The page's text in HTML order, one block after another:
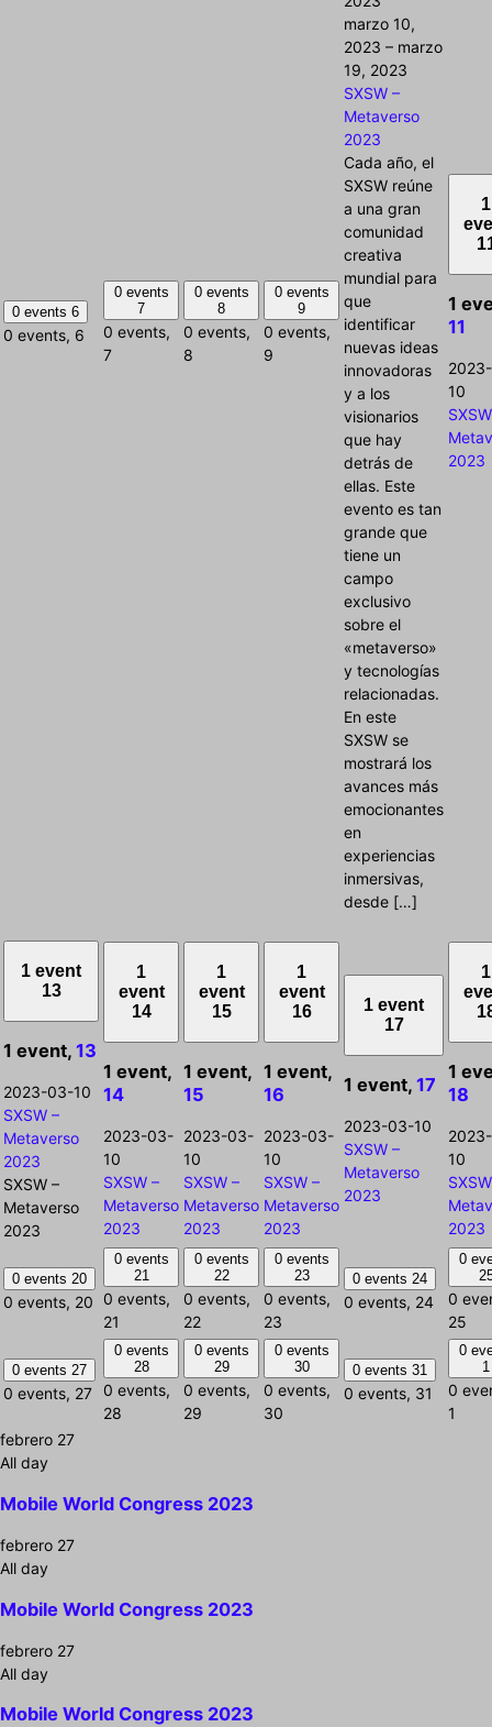
0 events 6
0 events, 6
0 events
7
0 events,
7
0 events
8
0 events,
8
0 events
9
0 events,
9
marzo 10,
2023 – marzo
19, 2023
SXSW –
Metaverso
2023
Cada año, el
SXSW reúne
a una gran
comunidad
creativa
mundial para
que
identificar
nuevas ideas
innovadoras
y a los
visionarios
que hay
detrás de
ellas. Este
evento es tan
grande que
tiene un
campo
exclusivo
sobre el
«metaverso»
y tecnologías
relacionadas.
En este
SXSW se
mostrará los
avances más
emocionantes
en
experiencias
inmersivas,
desde […]
1
1
11
10
2023
1 event
13
1 event, 13
2023-03-10
SXSW –
Metaverso
2023
SXSW –
Metaverso
2023
1
event
14
1 event,
14
2023-03-
10
SXSW –
Metaverso
2023
1
event
15
1 event,
15
2023-03-
10
SXSW –
Metaverso
2023
1
event
16
1 event,
16
2023-03-
10
SXSW –
Metaverso
2023
1 event
17
1 event, 17
2023-03-10
SXSW –
Metaverso
2023
1
1
18
10
2023
0 events 20
0 events, 20
0 events
21
0 events,
21
0 events
22
0 events,
22
0 events
23
0 events,
23
0 events 24
0 events, 24
0
0
25
0 events 27
0 events, 27
0 events
28
0 events,
28
0 events
29
0 events,
29
0 events
30
0 events,
30
0 events 31
0 events, 31
0
1
0
1
febrero 27
All day
Mobile World Congress 2023
febrero 27
All day
Mobile World Congress 2023
febrero 27
All day
Mobile World Congress 2023